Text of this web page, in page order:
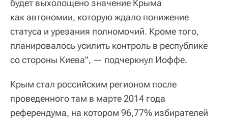
будет выхолощено значение Крыма
как автономии, которую ждало понижение
статуса и урезания полномочий. Кроме того,
планировалось усилить контроль в республике
со стороны Киева", — подчеркнул Иоффе.
Крым стал российским регионом после
проведенного там в марте 2014 года
референдума, на котором 96,77% избирателей